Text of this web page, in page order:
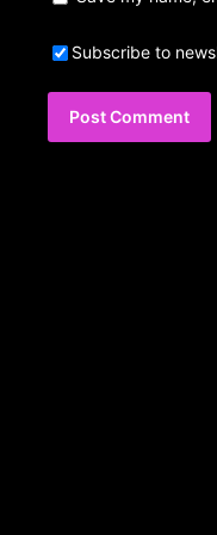
Subscribe to